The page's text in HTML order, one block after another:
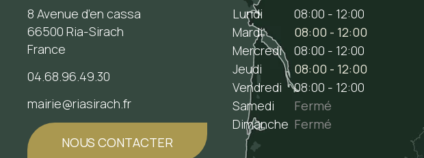
8 Avenue d’en cassa
66500 Ria-Sirach
France
04.68.96.49.30
mairie@riasirach.fr
NOUS CONTACTER
Lundi
08:00 - 12:00
Mardi
08:00 - 12:00
Mercredi
08:00 - 12:00
Jeudi
08:00 - 12:00
Vendredi
08:00 - 12:00
Samedi
Fermé
Dimanche Fermé